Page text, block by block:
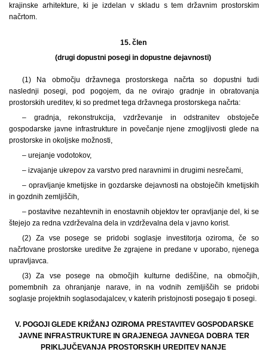
krajinske arhitekture, ki je izdelan v skladu s tem državnim prostorskim
načrtom.
15. člen
(drugi dopustni posegi in dopustne dejavnosti)
(1) Na območju državnega prostorskega načrta so dopustni tudi
naslednji posegi, pod pogojem, da ne ovirajo gradnje in obratovanja
prostorskih ureditev, ki so predmet tega državnega prostorskega načrta:
– gradnja, rekonstrukcija, vzdrževanje in odstranitev obstoječe
gospodarske javne infrastrukture in povečanje njene zmogljivosti glede na
prostorske in okoljske možnosti,
– urejanje vodotokov,
– izvajanje ukrepov za varstvo pred naravnimi in drugimi nesrečami,
– opravljanje kmetijske in gozdarske dejavnosti na obstoječih kmetijskih
in gozdnih zemljiščih,
– postavitve nezahtevnih in enostavnih objektov ter opravljanje del, ki se
štejejo za redna vzdrževalna dela in vzdrževalna dela v javno korist.
(2) Za vse posege se pridobi soglasje investitorja oziroma, če so
načrtovane prostorske ureditve že zgrajene in predane v uporabo, njenega
upravljavca.
(3) Za vse posege na območjih kulturne dediščine, na območjih,
pomembnih za ohranjanje narave, in na vodnih zemljiščih se pridobi
soglasje projektnih soglasodajalcev, v katerih pristojnosti posegajo ti posegi.
V. POGOJI GLEDE KRIŽANJ OZIROMA PRESTAVITEV GOSPODARSKE
JAVNE INFRASTRUKTURE IN GRAJENEGA JAVNEGA DOBRA TER
PRIKLJUČEVANJA PROSTORSKIH UREDITEV NANJE